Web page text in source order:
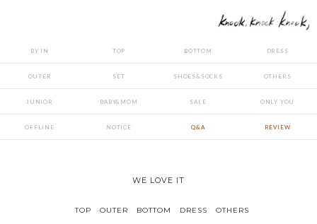
BY IN TOP BOTTOM DRESS
OUTER SET SHOES&SOCKS OTHERS
JUNIOR BABY&MOM SALE ONLY YOU
OFFLINE NOTICE Q&A REVIEW
WE LOVE IT
TOP OUTER BOTTOM DRESS OTHERS